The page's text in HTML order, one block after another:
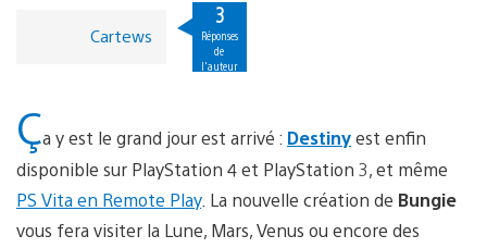
Cartews
3
Réponses
de
l'auteur
Ça y est le grand jour est arrivé : Destinyest enfin
disponible sur PlayStation 4 et PlayStation 3, et même
PS Vita en Remote Play. La nouvelle création de Bungie
vous fera visiter la Lune, Mars, Venus ou encore des